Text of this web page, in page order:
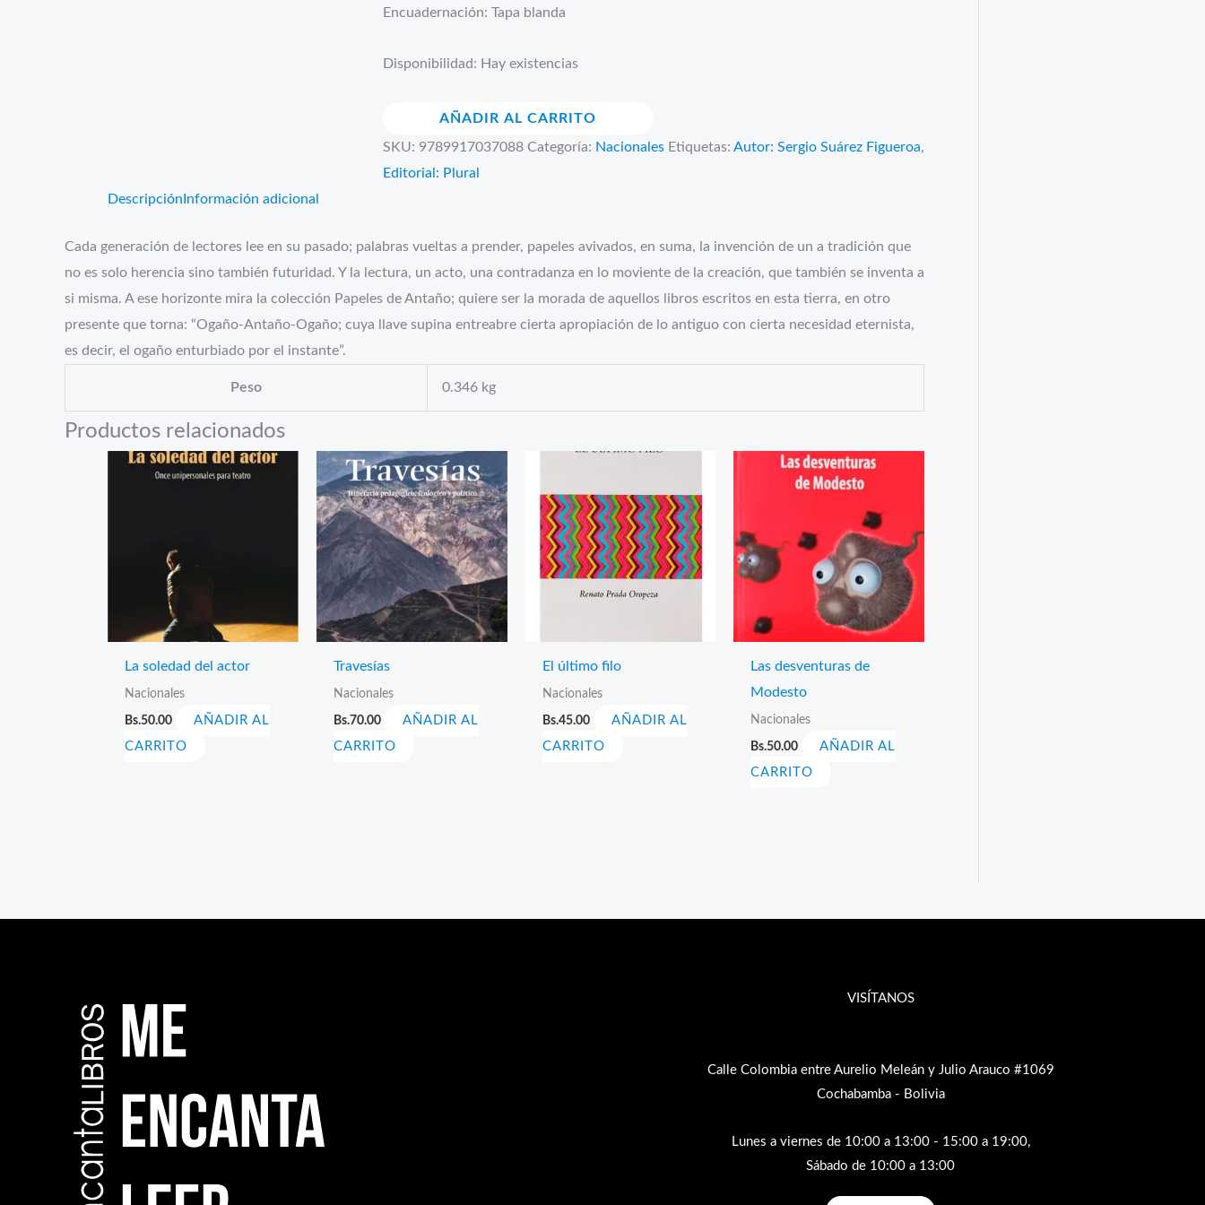
Encuadernación: Tapa blanda
Disponibilidad: Hay existencias
araña
gigante
AÑADIR AL CARRITO
SKU: 9789917037088 Categoría: Nacionales Etiquetas: Autor: Sergio Suárez Figueroa,
Editorial: Plural
Descripción Información adicional
Cada generación de lectores lee en su pasado; palabras vueltas a prender, papeles avivados, en suma, la invención de un a tradición que
no es solo herencia sino también futuridad. Y la lectura, un acto, una contradanza en lo moviente de la creación, que también se inventa a
si misma. A ese horizonte mira la colección Papeles de Antaño; quiere ser la morada de aquellos libros escritos en esta tierra, en otro
presente que torna: “Ogaño-Antaño-Ogaño; cuya llave supina entreabre cierta apropiación de lo antiguo con cierta necesidad eternista,
es decir, el ogaño enturbiado por el instante”.
Peso 0.346 kg
Productos relacionados
La soledad del actor
Nacionales
Bs.50.00
AÑADIR AL
CARRITO
Travesías
Nacionales
Bs.70.00
AÑADIR AL
CARRITO
El último filo
Nacionales
Bs.45.00
AÑADIR AL
CARRITO
Las desventuras de
Modesto
Nacionales
Bs.50.00
AÑADIR AL
CARRITO
VISÍTANOS
Calle Colombia entre Aurelio Meleán y Julio Arauco #1069
Cochabamba - Bolivia
Lunes a viernes de 10:00 a 13:00 - 15:00 a 19:00,
Sábado de 10:00 a 13:00